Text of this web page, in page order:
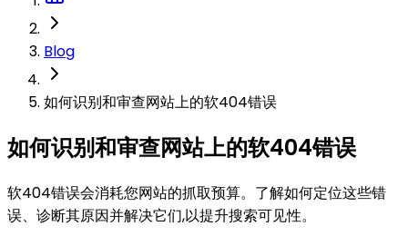
Blog
如何识别和审查网站上的软404错误
如何识别和审查网站上的软404错误
软404错误会消耗您网站的抓取预算。了解如何定位这些错
误、诊断其原因并解决它们,以提升搜索可见性。